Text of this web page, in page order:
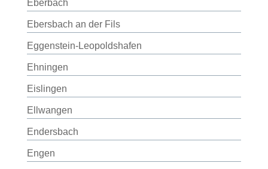
Eberbach
Ebersbach an der Fils
Eggenstein-Leopoldshafen
Ehningen
Eislingen
Ellwangen
Endersbach
Engen